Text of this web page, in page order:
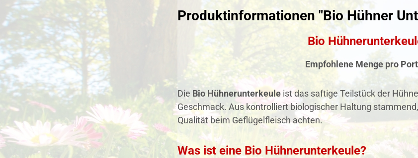
Produktinformationen "Bio Hühner
Bio
Empfohlene Menge pro
Die Bio Hühnerunterkeule ist das saftige Teilstück der
Geschmack. Aus kontrolliert biologischer Haltung
Qualität beim Geflügelfleisch achten.
Was ist eine Bio Hühnerunterkeule?